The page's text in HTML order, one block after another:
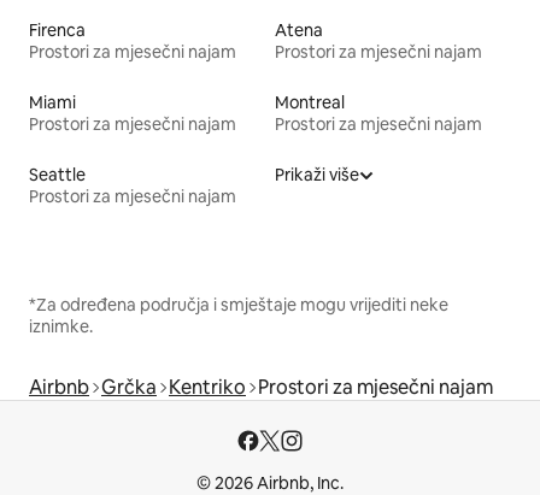
Firenca
Prostori za mjesečni najam
Atena
Prostori za mjesečni najam
Miami
Prostori za mjesečni najam
Montreal
Prostori za mjesečni najam
Seattle
Prostori za mjesečni najam
Prikaži više
*Za određena područja i smještaje mogu vrijediti neke
iznimke.
Airbnb Grčka Kentriko Prostori za mjesečni najam
© 2026 Airbnb, Inc.